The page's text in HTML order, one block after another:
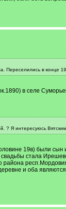
в конце 19
в селе
? Я интересуюсь
19в) были сын
стала
района
и оба